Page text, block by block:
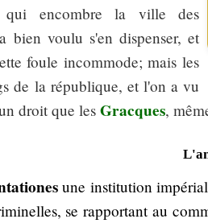
qui encombre la ville des
bien voulu s'en dispenser, et
foule incommode; mais les
de la république, et l'on a vu
droit que les Gracques,
une institution
se rapportant au